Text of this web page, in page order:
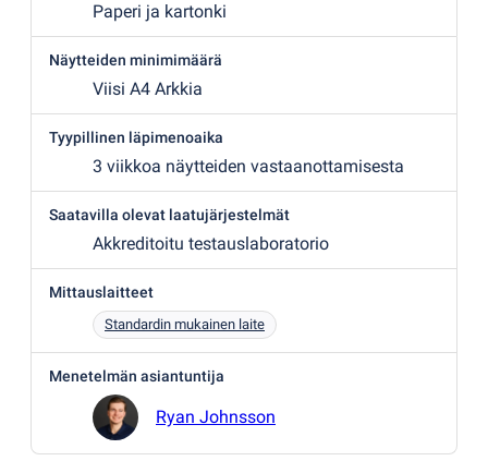
Paperi ja kartonki
Näytteiden minimimäärä
Viisi A4 Arkkia
Tyypillinen läpimenoaika
3 viikkoa näytteiden vastaanottamisesta
Saatavilla olevat laatujärjestelmät
Akkreditoitu testauslaboratorio
Mittauslaitteet
Standardin mukainen laite
Menetelmän asiantuntija
Ryan Johnsson